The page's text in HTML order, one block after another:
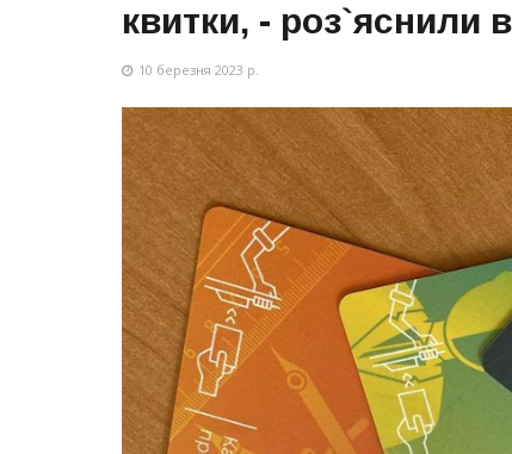
квитки, - роз`яснили
10 березня 2023 р.